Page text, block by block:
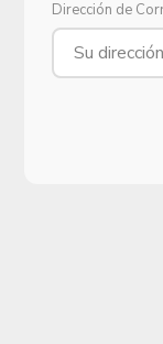
Dirección de